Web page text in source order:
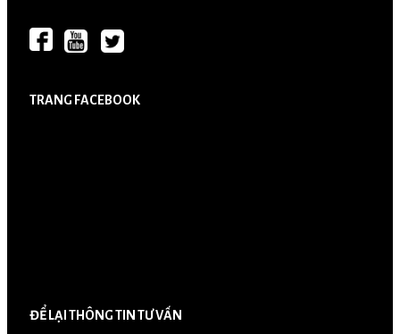
TRANG FACEBOOK
ĐỂ LẠI THÔNG TIN TƯ VẤN